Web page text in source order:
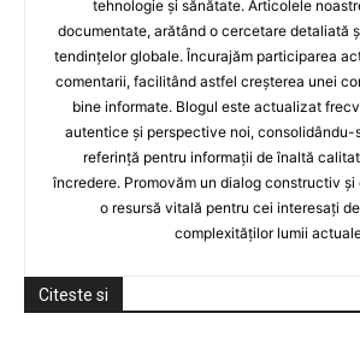
tehnologie și sănătate. Articolele
documentate, arătând o cercetare detaliată
tendințelor globale. Încurajăm participarea
comentarii, facilitând astfel creșterea unei
bine informate. Blogul este actualizat
autentice și perspective noi, consolidându-
referință pentru informații de înaltă
încredere. Promovăm un dialog constructiv
o resursă vitală pentru cei interesați
complexităților lumii
Citeste si